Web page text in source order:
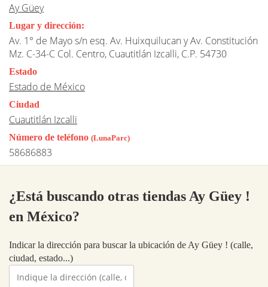
Ay Güey
Lugar y dirección:
Av. 1° de Mayo s/n esq. Av. Huixquilucan y Av. Constitución
Mz. C-34-C Col. Centro, Cuautitlán Izcalli, C.P. 54730
Estado
Estado de México
Ciudad
Cuautitlán Izcalli
Número de teléfono (LunaParc)
58686883
¿Está buscando otras tiendas Ay Güey !
en México?
Indicar la dirección para buscar la ubicación de Ay Güey ! (calle,
ciudad, estado...)